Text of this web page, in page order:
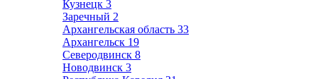
Кузнецк 3
Заречный 2
Архангельская область 33
Архангельск 19
Северодвинск 8
Новодвинск 3